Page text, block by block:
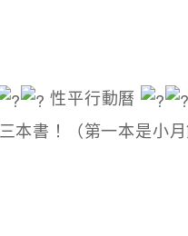
性平行動曆
本書！（第一本是小